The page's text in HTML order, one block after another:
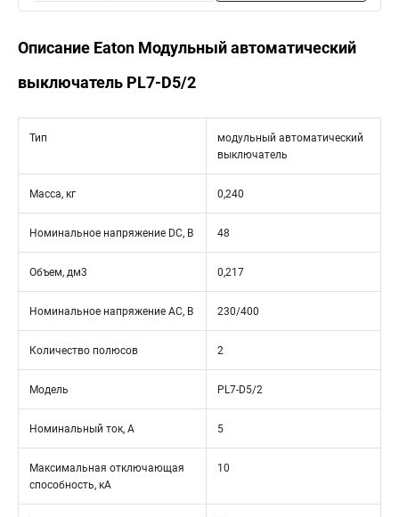
Описание Eaton Модульный автоматический
выключатель PL7-D5/2
Тип
модульный автоматический
выключатель
Масса, кг 0,240
Номинальное напряжение DC, В 48
Объем, дм3 0,217
Номинальное напряжение АС, В 230/400
Количество полюсов 2
Модель PL7-D5/2
Номинальный ток, А 5
Максимальная отключающая
способность, кА
10